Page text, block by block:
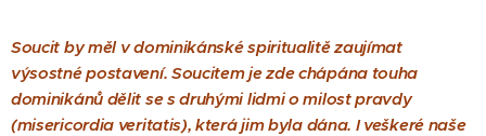
Soucit by měl v dominikánské spiritualitě zaujímat
výsostné postavení. Soucitem je zde chápána touha
dominikánů dělit se s druhými lidmi o milost pravdy
(misericordia veritatis), která jim byla dána. I veškeré naše